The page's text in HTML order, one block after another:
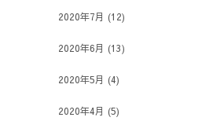
2020年7月 (12)
2020年6月 (13)
2020年5月 (4)
2020年4月 (5)